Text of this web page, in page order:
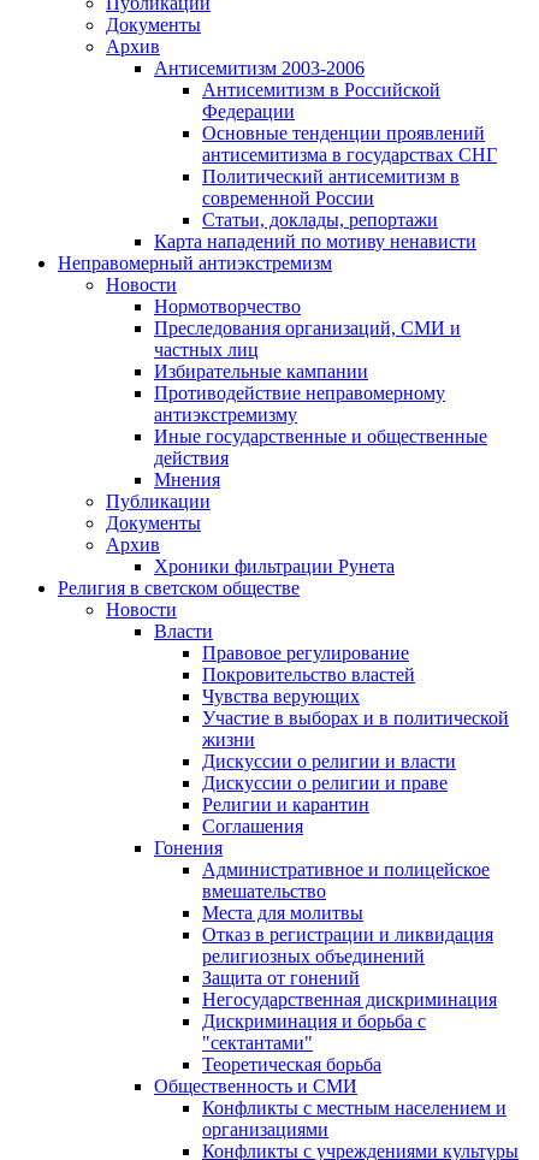
Документы
Архив
Антисемитизм 2003-2006
Антисемитизм в Российской
Федерации
Основные тенденции проявлений
антисемитизма в государствах СНГ
Политический антисемитизм в
современной России
Статьи, доклады, репортажи
Карта нападений по мотиву ненависти
Неправомерный антиэкстремизм
Новости
Нормотворчество
Преследования организаций, СМИ и
частных лиц
Избирательные кампании
Противодействие неправомерному
антиэкстремизму
Иные государственные и общественные
действия
Мнения
Публикации
Документы
Архив
Хроники фильтрации Рунета
Религия в светском обществе
Новости
Власти
Правовое регулирование
Покровительство властей
Чувства верующих
Участие в выборах и в политической
жизни
Дискуссии о религии и власти
Дискуссии о религии и праве
Религии и карантин
Соглашения
Гонения
Административное и полицейское
вмешательство
Места для молитвы
Отказ в регистрации и ликвидация
религиозных объединений
Защита от гонений
Негосударственная дискриминация
Дискриминация и борьба с
"сектантами"
Теоретическая борьба
Общественность и СМИ
Конфликты с местным населением и
организациями
Конфликты с учреждениями культуры